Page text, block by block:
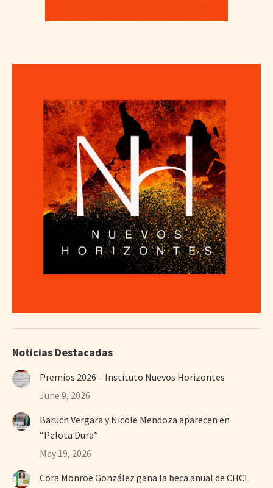
Noticias Destacadas
Premios 2026 – Instituto Nuevos Horizontes
June 9, 2026
Baruch Vergara y Nicole Mendoza aparecen en
“Pelota Dura”
May 19, 2026
Cora Monroe González gana la beca anual de CHCI